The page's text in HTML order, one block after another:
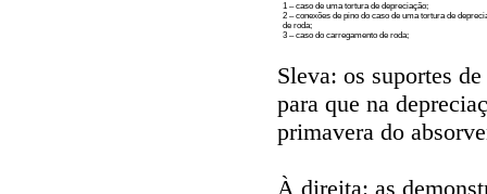
1 – caso de uma tortura de depreciação;
2 – conexões de pino do caso de uma tortura de
de roda;
3 – caso do carregamento de roda;
Sleva: os suportes
para que na
primavera do
À direita: as